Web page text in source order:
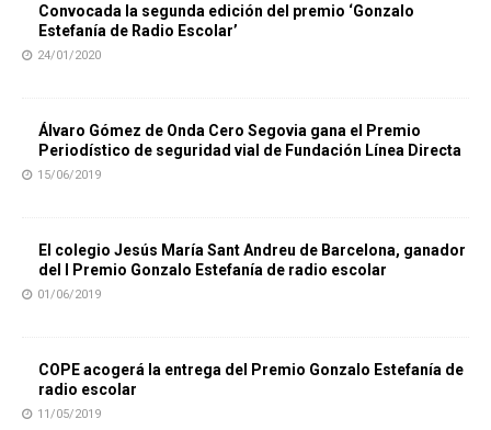
Convocada la segunda edición del premio ‘Gonzalo
Estefanía de Radio Escolar’
24/01/2020
Álvaro Gómez de Onda Cero Segovia gana el Premio
Periodístico de seguridad vial de Fundación Línea Directa
15/06/2019
El colegio Jesús María Sant Andreu de Barcelona, ganador
del I Premio Gonzalo Estefanía de radio escolar
01/06/2019
COPE acogerá la entrega del Premio Gonzalo Estefanía de
radio escolar
11/05/2019